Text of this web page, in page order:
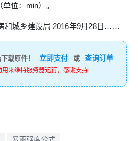
位：min）。
和城乡建设局 2016年9月28日……
载原件！ 立即支付 或 查询订单
用来维持服务器运行，感谢支持
暴雨强度公式